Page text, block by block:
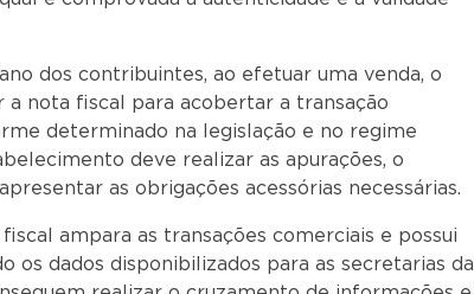
dos contribuintes, ao efetuar uma venda, o
nota fiscal para acobertar a transação
determinado na legislação e no regime
deve realizar as apurações, o
as obrigações acessórias necessárias.
ampara as transações comerciais e possui
os dados disponibilizados para as secretarias da